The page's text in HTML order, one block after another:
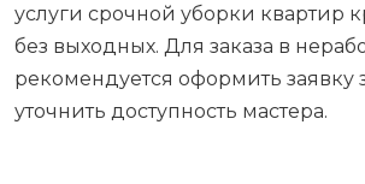
услуги срочной уборки квартир
без выходных. Для заказа в
рекомендуется оформить заявку
уточнить доступность мастера.